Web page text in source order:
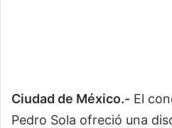
Ciudad de México.- El
Pedro Sola ofreció una